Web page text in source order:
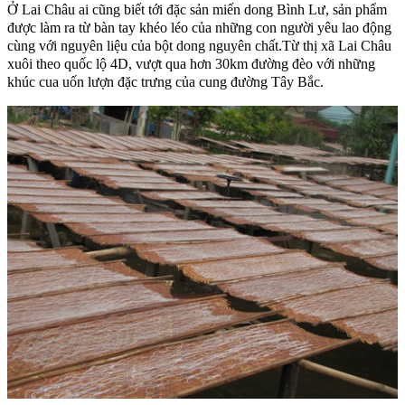
Ở Lai Châu ai cũng biết tới đặc sản miến dong Bình Lư, sản phẩm
được làm ra từ bàn tay khéo léo của những con người yêu lao động
cùng với nguyên liệu của bột dong nguyên chất.Từ thị xã Lai Châu
xuôi theo quốc lộ 4D, vượt qua hơn 30km đường đèo với những
khúc cua uốn lượn đặc trưng của cung đường Tây Bắc.